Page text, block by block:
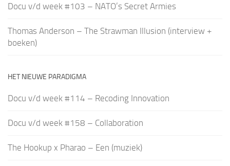
Docu v/d week #103 – NATO’s Secret Armies
Thomas Anderson – The Strawman Illusion (interview +
boeken)
HET NIEUWE PARADIGMA
Docu v/d week #114 – Recoding Innovation
Docu v/d week #158 – Collaboration
The Hookup x Pharao – Een (muziek)